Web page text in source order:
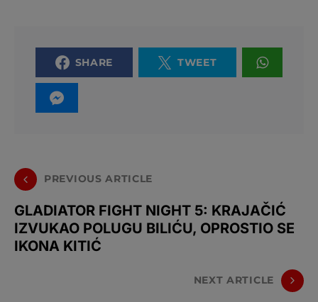
SHARE TWEET
PREVIOUS ARTICLE
GLADIATOR FIGHT NIGHT 5: KRAJAČIĆ
IZVUKAO POLUGU BILIĆU, OPROSTIO SE
IKONA KITIĆ
NEXT ARTICLE